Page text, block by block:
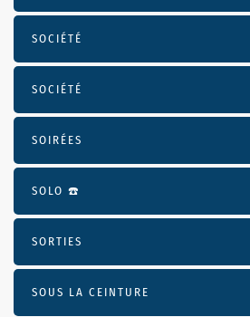
SOCIÉTÉ
SOCIÉTÉ
SOIRÉES
SOLO ☎️
SORTIES
SOUS LA CEINTURE